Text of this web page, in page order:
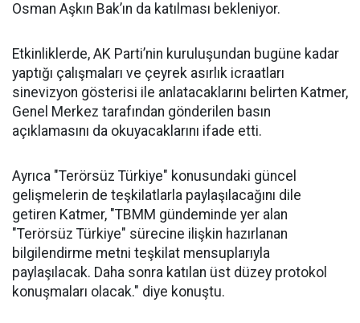
Osman Aşkın Bak’ın da katılması bekleniyor.
Etkinliklerde, AK Parti’nin kuruluşundan bugüne kadar
yaptığı çalışmaları ve çeyrek asırlık icraatları
sinevizyon gösterisi ile anlatacaklarını belirten Katmer,
Genel Merkez tarafından gönderilen basın
açıklamasını da okuyacaklarını ifade etti.
Ayrıca "Terörsüz Türkiye" konusundaki güncel
gelişmelerin de teşkilatlarla paylaşılacağını dile
getiren Katmer, "TBMM gündeminde yer alan
"Terörsüz Türkiye" sürecine ilişkin hazırlanan
bilgilendirme metni teşkilat mensuplarıyla
paylaşılacak. Daha sonra katılan üst düzey protokol
konuşmaları olacak." diye konuştu.